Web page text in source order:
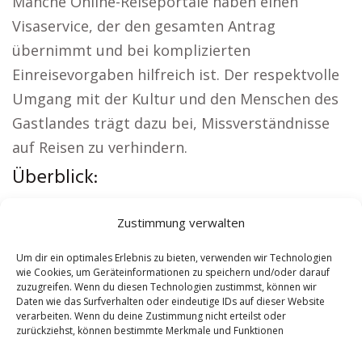
Zustimmung verwalten
Um dir ein optimales Erlebnis zu bieten, verwenden wir Technologien
wie Cookies, um Geräteinformationen zu speichern und/oder darauf
zuzugreifen. Wenn du diesen Technologien zustimmst, können wir
Daten wie das Surfverhalten oder eindeutige IDs auf dieser Website
verarbeiten. Wenn du deine Zustimmung nicht erteilst oder
zurückziehst, können bestimmte Merkmale und Funktionen
Visaservice, der den gesamten Antrag
übernimmt und bei komplizierten
Einreisevorgaben hilfreich ist. Der respektvolle
Umgang mit der Kultur und den Menschen des
Gastlandes trägt dazu bei, Missverständnisse
auf Reisen zu verhindern.
Überblick:
Sicherheitsdienst Hausach|Versicherung
Hausach|Hundeschule Hausach|Schamane
Hausach|Reisebüro Hausach
Contents [show]